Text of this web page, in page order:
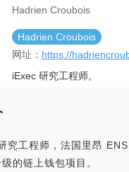
Hadrien Croubois
Hadrien Croubois
网址： https://
iExec 研究工程师。
工程师，法国里昂
的链上钱包项目。